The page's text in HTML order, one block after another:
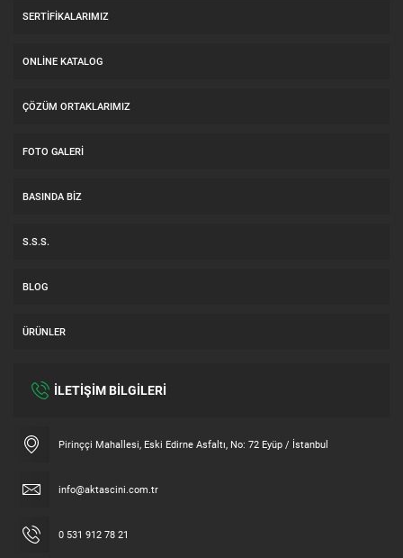
SERTIFIKALARIMIZ
ONLINE KATALOG
ÇÖZÜM ORTAKLARIMIZ
FOTO GALERI
BASINDA BIZ
S.S.S.
BLOG
ÜRÜNLER
İLETİŞİM BİLGİLERİ
Pirinççi Mahallesi, Eski Edirne Asfaltı, No: 72 Eyüp / İstanbul
info@aktascini.com.tr
0 531 912 78 21